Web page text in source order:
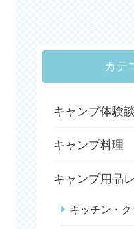
カテ
キャンプ体験談
キャンプ料理
キャンプ用品
キッチン・